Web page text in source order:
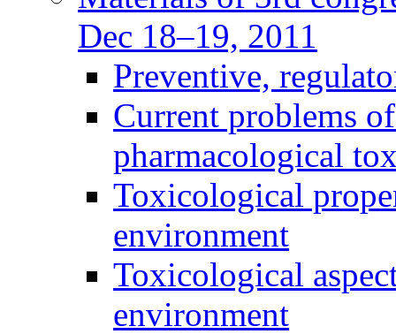
Dec 18–19, 2011
Preventive,
Current problems
pharmacological
Toxicological
environment
Toxicological
environment